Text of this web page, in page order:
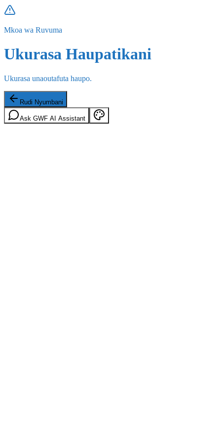
Mkoa wa Ruvuma
Ukurasa Haupatikani
Ukurasa unaoutafuta haupo.
Rudi Nyumbani
Ask GWF AI Assistant